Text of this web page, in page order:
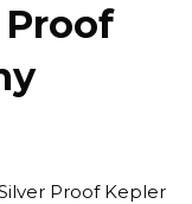
Proof
Proof Kepler